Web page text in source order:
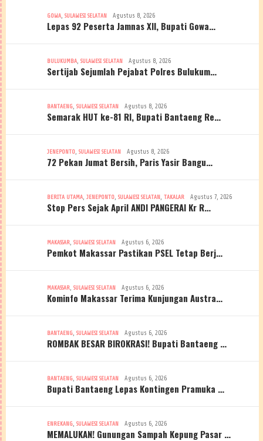
GOWA SULAWESI SELATAN Agustus 8, 2026
Lepas 92 Peserta Jamnas XII, Bupati Gowa…
BULUKUMBA SULAWESI SELATAN Agustus 8, 2026
Sertijab Sejumlah Pejabat Polres Bulukum…
BANTAENG SULAWESI SELATAN Agustus 8, 2026
Semarak HUT ke-81 RI, Bupati Bantaeng Re…
JENEPONTO SULAWESI SELATAN Agustus 8, 2026
72 Pekan Jumat Bersih, Paris Yasir Bangu…
BERITA UTAMA JENEPONTO SULAWESI SELATAN TAKALAR Agustus 7, 2026
Stop Pers Sejak April ANDI PANGERAI Kr R…
MAKASSAR SULAWESI SELATAN Agustus 6, 2026
Pemkot Makassar Pastikan PSEL Tetap Berj…
MAKASSAR SULAWESI SELATAN Agustus 6, 2026
Kominfo Makassar Terima Kunjungan Austra…
BANTAENG SULAWESI SELATAN Agustus 6, 2026
ROMBAK BESAR BIROKRASI! Bupati Bantaeng …
BANTAENG SULAWESI SELATAN Agustus 6, 2026
Bupati Bantaeng Lepas Kontingen Pramuka …
ENREKANG SULAWESI SELATAN Agustus 6, 2026
MEMALUKAN! Gunungan Sampah Kepung Pasar …